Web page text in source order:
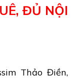
ĐỦ NỘI
Thảo Điền,